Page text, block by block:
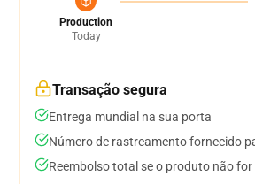
Production
Today
Transação segura
Entrega mundial na sua porta
Número de rastreamento fornecido
Reembolso total se o produto não for